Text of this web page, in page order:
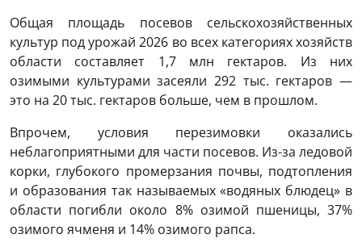
Общая площадь посевов сельскохозяйственных
культур под урожай 2026 во всех категориях хозяйств
области составляет 1,7 млн ​​гектаров. Из них
озимыми культурами засеяли 292 тыс. гектаров —
это на 20 тыс. гектаров больше, чем в прошлом.
Впрочем, условия перезимовки оказались
неблагоприятными для части посевов. Из-за ледовой
корки, глубокого промерзания почвы, подтопления
и образования так называемых «водяных блюдец» в
области погибли около 8% озимой пшеницы, 37%
озимого ячменя и 14% озимого рапса.